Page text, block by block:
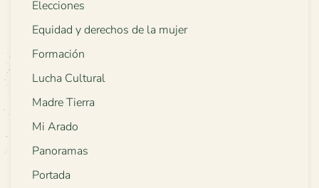
Elecciones
Equidad y derechos de la mujer
Formación
Lucha Cultural
Madre Tierra
Mi Arado
Panoramas
Portada